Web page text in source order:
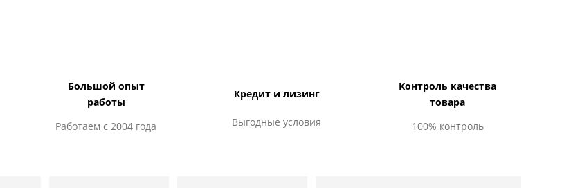
Большой опыт
работы
Работаем с 2004 года
Кредит и лизинг
Выгодные условия
Контроль качества
товара
100% контроль